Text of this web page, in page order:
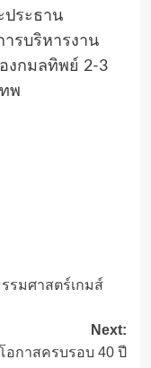
ประธาน
รบริหารงาน
งกมลทิพย์ 2-3
พ
รมศาสตร์เกมส์
Next:
กาสครบรอบ 40 ปี